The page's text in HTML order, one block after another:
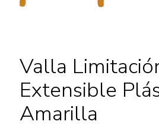
Valla
Extensible
Amarilla